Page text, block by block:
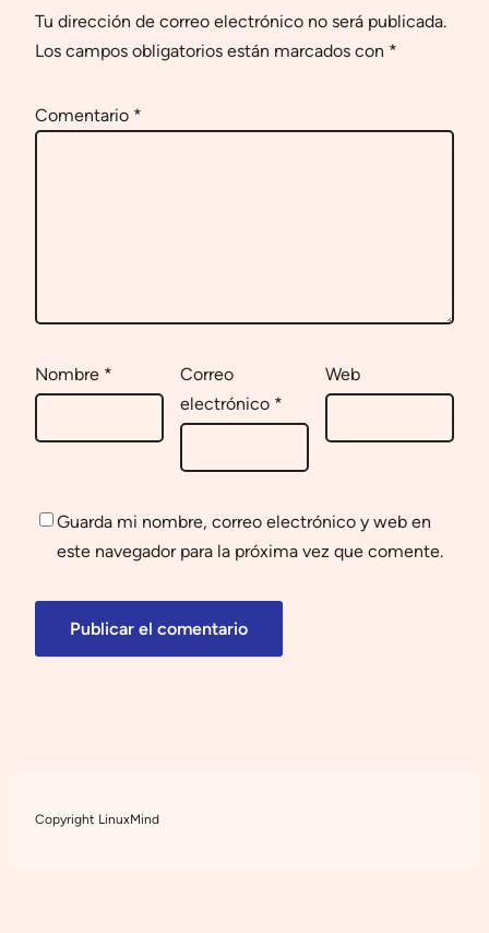
Tu dirección de correo electrónico no será publicada.
Los campos obligatorios están marcados con *
Comentario *
Nombre *
Correo
electrónico *
Web
Guarda mi nombre, correo electrónico y web en
este navegador para la próxima vez que comente.
Copyright LinuxMind